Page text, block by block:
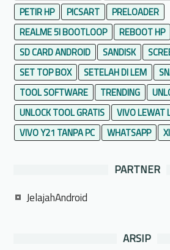
PETIR HP
PICSART
PRELOADER
REALME 5I BOOTLOOP
REBOOT HP
SD CARD ANDROID
SANDISK
SET TOP BOX
SETELAH DI LEM
TOOL SOFTWARE
TRENDING
UNLOCK TOOL GRATIS
VIVO LEWAT
VIVO Y21 TANPA PC
WHATSAPP
PARTNER
JelajahAndroid
ARSIP